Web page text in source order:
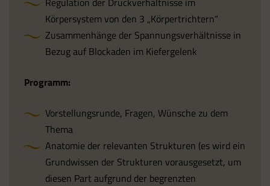
Körpersystem von den 3 „Körpertrichtern“
Zusammenhänge der Spannungsverhältnisse in
Bezug auf Blockaden im Kiefergelenk
Programm:
Vorstellungsrunde, Fragen, Wünsche zu dem
Thema
Anatomie der relevanten Strukturen (es wird ein
Grundwissen der Strukturen vorausgesetzt, um
diesen Part aufgrund der begrenzten